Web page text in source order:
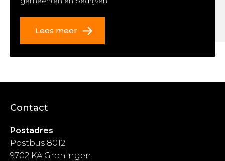
Lees meer
Contact
Postadres
Postbus 8012
9702 KA Groningen